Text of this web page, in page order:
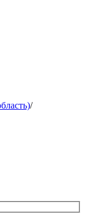
/